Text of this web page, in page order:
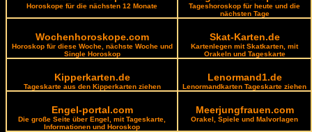
Horoskope für die nächsten 12 Monate
Tageshoroskop für heute und die
nächsten Tage
Wochenhoroskope.com
Horoskop für diese Woche, nächste Woche und
Single Horoskop
Skat-Karten.de
Kartenlegen mit Skatkarten, mit
Orakeln und Tageskarte
Kipperkarten.de
Tageskarte aus den Kipperkarten ziehen
Lenormand1.de
Lenormandkarten Tageskarte ziehen
Engel-portal.com
Die große Seite über Engel, mit Tageskarte,
Informationen und Horoskop
Meerjungfrauen.com
Orakel, Spiele und Malvorlagen